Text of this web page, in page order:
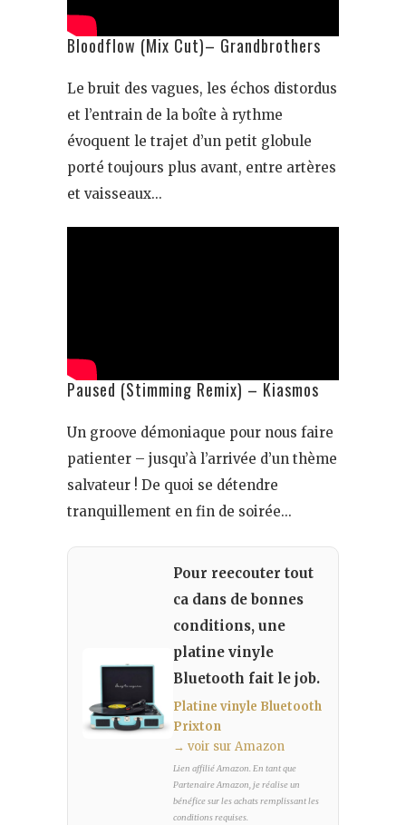
Bloodflow (Mix Cut)– Grandbrothers
Le bruit des vagues, les échos distordus
et l’entrain de la boîte à rythme
évoquent le trajet d’un petit globule
porté toujours plus avant, entre artères
et vaisseaux…
Paused (Stimming Remix) – Kiasmos
Un groove démoniaque pour nous faire
patienter – jusqu’à l’arrivée d’un thème
salvateur ! De quoi se détendre
tranquillement en fin de soirée…
Pour reecouter tout
ca dans de bonnes
conditions, une
platine vinyle
Bluetooth fait le job.
Platine vinyle Bluetooth
Prixton
→ voir sur Amazon
Lien affilié Amazon. En tant que
Partenaire Amazon, je réalise un
bénéfice sur les achats remplissant les
conditions requises.